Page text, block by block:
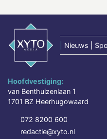
Nieuws |
Hoofdvestiging:
van Benthuizenlaan 1
1701 BZ Heerhugowaard
072 8200 600
redactie@xyto.nl